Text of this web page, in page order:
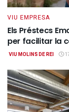
VIU EMPRESA
Els Préstecs
per facilitar la
VIU MOLINS DE REI